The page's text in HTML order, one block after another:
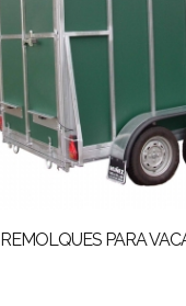
REMOLQUES PARA